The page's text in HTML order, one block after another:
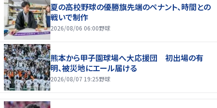
夏の高校野球の優勝旗先端のペナント、時間との
戦いで制作
2026/08/06 06:00野球
熊本から甲子園球場へ大応援団 初出場の有
明、被災地にエール届ける
2026/08/07 19:25野球